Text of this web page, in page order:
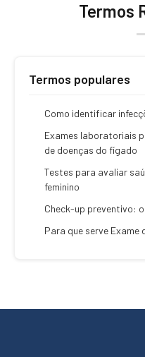
Termos
Termos populares
Como identificar
Exames laboratoriais
de doenças do fígado
Testes para avaliar
feminino
Check-up preventivo:
Para que serve Exame